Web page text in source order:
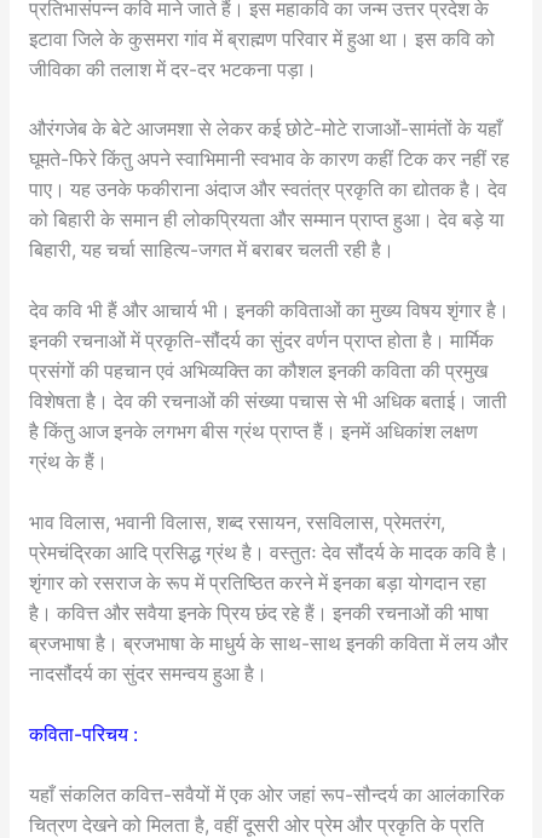
प्रतिभासंपन्न कवि माने जाते हैं। इस महाकवि का जन्म उत्तर प्रदेश के
इटावा जिले के कुसमरा गांव में ब्राह्मण परिवार में हुआ था। इस कवि को
जीविका की तलाश में दर-दर भटकना पड़ा।
औरंगजेब के बेटे आजमशा से लेकर कई छोटे-मोटे राजाओं-सामंतों के यहाँ
घूमते-फिरे किंतु अपने स्वाभिमानी स्वभाव के कारण कहीं टिक कर नहीं रह
पाए। यह उनके फकीराना अंदाज और स्वतंत्र प्रकृति का द्योतक है। देव
को बिहारी के समान ही लोकप्रियता और सम्मान प्राप्त हुआ। देव बड़े या
बिहारी, यह चर्चा साहित्य-जगत में बराबर चलती रही है।
देव कवि भी हैं और आचार्य भी। इनकी कविताओं का मुख्य विषय शृंगार है।
इनकी रचनाओं में प्रकृति-सौंदर्य का सुंदर वर्णन प्राप्त होता है। मार्मिक
प्रसंगों की पहचान एवं अभिव्यक्ति का कौशल इनकी कविता की प्रमुख
विशेषता है। देव की रचनाओं की संख्या पचास से भी अधिक बताई। जाती
है किंतु आज इनके लगभग बीस ग्रंथ प्राप्त हैं। इनमें अधिकांश लक्षण
ग्रंथ के हैं।
भाव विलास, भवानी विलास, शब्द रसायन, रसविलास, प्रेमतरंग,
प्रेमचंद्रिका आदि प्रसिद्ध ग्रंथ है। वस्तुतः देव सौंदर्य के मादक कवि है।
शृंगार को रसराज के रूप में प्रतिष्ठित करने में इनका बड़ा योगदान रहा
है। कवित्त और सवैया इनके प्रिय छंद रहे हैं। इनकी रचनाओं की भाषा
ब्रजभाषा है। ब्रजभाषा के माधुर्य के साथ-साथ इनकी कविता में लय और
नादसौंदर्य का सुंदर समन्वय हुआ है।
कविता-परिचय :
यहाँ संकलित कवित्त-सवैयों में एक ओर जहां रूप-सौन्दर्य का आलंकारिक
चित्रण देखने को मिलता है, वहीं दूसरी ओर प्रेम और प्रकृति के प्रति